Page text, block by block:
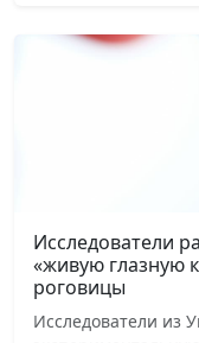
Исследователи
«живую глазную
роговицы
Исследователи из